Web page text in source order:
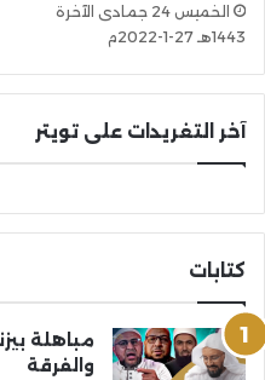
الخميس 24 جمادى الآخرة
1443هـ 27-1-2022م
آخر التغريدات على تويتر
كتابات
مباهلة
والفرقة